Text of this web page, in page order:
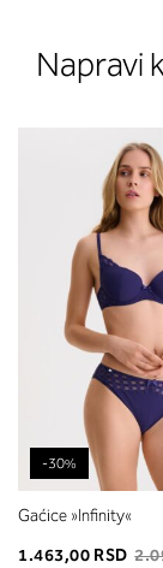
Napravi
-30%
Gaćice »Infinity«
1.463,00 RSD